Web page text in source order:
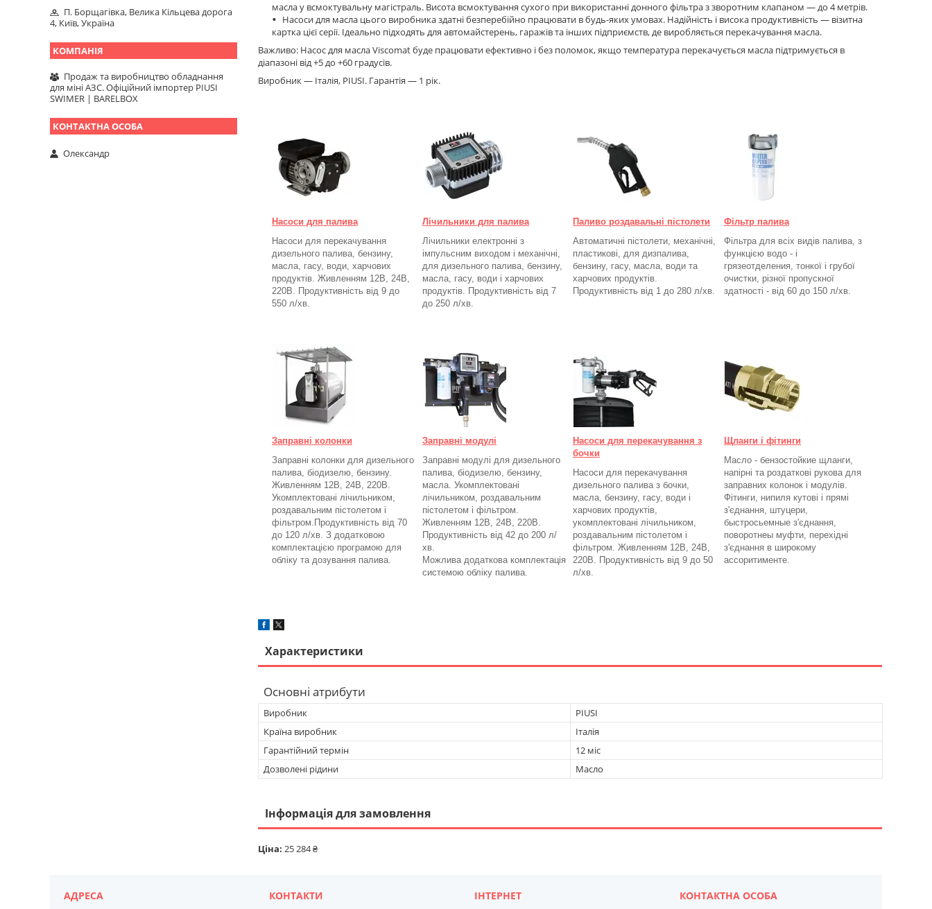
масла у всмоктувальну магістраль. Висота всмоктування сухого при використанні донного фільтра з зворотним клапаном — до 4 метрів.
Насоси для масла цього виробника здатні безперебійно працювати в будь-яких умовах. Надійність і висока продуктивність — візитна
картка цієї серії. Ідеально підходять для автомайстерень, гаражів та інших підприємств, де виробляється перекачування масла.
Важливо: Насос для масла Viscomat буде працювати ефективно і без поломок, якщо температура перекачується масла підтримується в
діапазоні від +5 до +60 градусів.
Виробник — Італія, PIUSI. Гарантія — 1 рік.
Насоси для палива
Насоси для перекачування
дизельного палива, бензину,
масла, гасу, води, харчових
продуктів. Живленням 12В, 24В,
220В. Продуктивність від 9 до
550 л/хв.
Лічильники для палива
Лічильники електронні з
імпульсним виходом і механічні,
для дизельного палива, бензину,
масла, гасу, води і харчових
продуктів. Продуктивність від 7
до 250 л/хв.
Паливо роздавальні пістолети
Автоматичні пістолети, механічні,
пластикові, для дизпалива,
бензину, гасу, масла, води та
харчових продуктів.
Продуктивність від 1 до 280 л/хв.
Фільтр палива
Фільтра для всіх видів палива, з
функцією водо - і
грязеотделения, тонкої і грубої
очистки, різної пропускної
здатності - від 60 до 150 л/хв
Заправні колонки
Заправні колонки для дизельного
палива, біодизелю, бензину.
Живленням 12В, 24В, 220В.
Укомплектовані лічильником,
роздавальним пістолетом і
фільтром. Продуктивність від 70
до 120 л/хв. З додатковою
комплектацією програмою для
обліку та дозування палива.
Заправні модулі
Заправні модулі для дизельного
палива, біодизелю, бензину,
масла. Укомплектовані
лічильником, роздавальним
пістолетом і фільтром.
Живленням 12В, 24В, 220В.
Продуктивність від 42 до 200 л/
хв.
Можлива додаткова комплектація
системою обліку палива.
Насоси для перекачування з
бочки
Насоси для перекачування
дизельного палива з бочки,
масла, бензину, гасу, води і
харчових продуктів,
укомплектовані лічильником,
роздавальним пістолетом і
фільтром. Живленням 12В, 24В,
220В. Продуктивність від 9 до 50
л/хв.
Щланги і фітинги
Масло - бензостойкие щланги,
напірні та роздаткові рукова для
заправних колонок і модулів.
Фітинги, нипиля кутові і прямі
з'єднання, штуцери,
быстросьемные з'єднання,
поворотнеы муфти, перехідні
з'єднання в широкому
ассоритименте.
Характеристики
Основні атрибути
Виробник
PIUSI
Країна виробник
Італія
Гарантійний термін
12 міс
Дозволені рідини
Масло
Інформація для замовлення
Ціна: 25 284 ₴
П. Борщагівка, Велика Кільцева дорога
4, Київ, Україна
Продаж та виробництво обладнання
для міні АЗС. Офіційний імпортер PIUSI
SWIMER | BARELBOX
Олександр